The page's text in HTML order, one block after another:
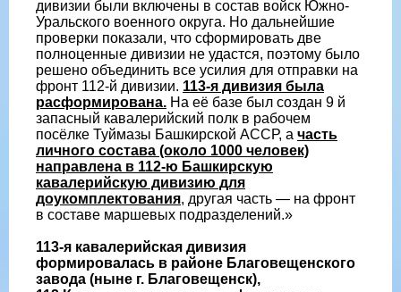
дивизии были включены в состав войск Южно-
Уральского военного округа. Но дальнейшие
проверки показали, что сформировать две
полноценные дивизии не удастся, поэтому было
решено объединить все усилия для отправки на
фронт 112-й дивизии. 113-я дивизия была
расформирована. На её базе был создан 9 й
запасный кавалерийский полк в рабочем
посёлке Туймазы Башкирской АССР, а часть
личного состава (около 1000 человек)
направлена в 112-ю Башкирскую
кавалерийскую дивизию для
доукомплектования, другая часть — на фронт
в составе маршевых подразделений.»
113-я кавалерийская дивизия
формировалась в районе Благовещенского
завода (ныне г. Благовещенск),